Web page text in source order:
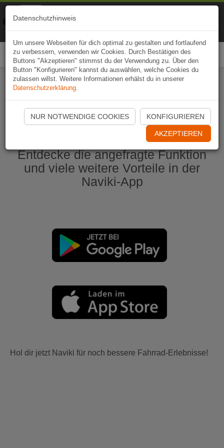
Naviki App jetzt öffnen
Entdecke die angefragte Funktion
und viele weitere Vorteile in der
Naviki-App
Hol dir jetzt Naviki für noch bessere Fahrrad-Erlebnisse!
Datenschutzhinweis
Um unsere Webseiten für dich optimal zu gestalten und fortlaufend
zu verbessern, verwenden wir Cookies. Durch Bestätigen des
Buttons "Akzeptieren" stimmst du der Verwendung zu. Über den
Button "Konfigurieren" kannst du auswählen, welche Cookies du
zulassen willst. Weitere Informationen erhälst du in unserer
Datenschutzerklärung.
NUR NOTWENDIGE COOKIES KONFIGURIEREN
AKZEPTIEREN
Naviki